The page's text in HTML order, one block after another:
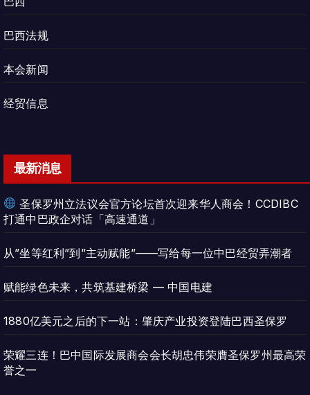
巴西法规
本会新闻
经贸信息
最新消息
圣保罗州立法议会官方论坛首次迎来华人商会！CCDIBC
打通中巴政企对话「高速通道」
从”坐等红利”到”主动赋能”——写给每一位中巴经贸弄潮者
赋能绿色未来，共筑基建桥梁 — 中国电建
1880亿美元之后的下一站：肇庆产业投资登陆巴西圣保罗
荣耀三连！巴中国际发展商会会长胡忠伟荣膺圣保罗州最高荣
誉之一